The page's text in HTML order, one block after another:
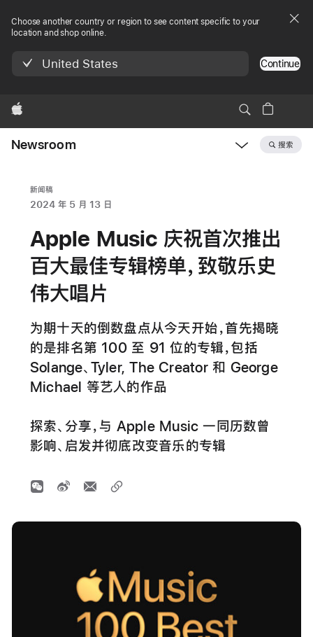
Choose another country or region to see content specific to your
location and shop online.
United States Continue
Apple
Newsroom 搜索
新闻稿
2024 年 5 月 13 日
Apple Music 庆祝首次推出
百大最佳专辑榜单，致敬乐史
伟大唱片
为期十天的倒数盘点从今天开始，首先揭晓
的是排名第 100 至 91 位的专辑，包括
Solange、Tyler, The Creator 和 George
Michael 等艺人的作品
探索、分享，与 Apple Music 一同历数曾
影响、启发并彻底改变音乐的专辑